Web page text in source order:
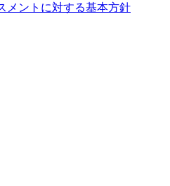
メントに対する基本方針